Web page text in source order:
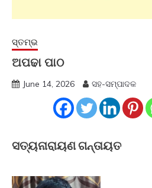
ସ୍ତମ୍ଭ
ଅପଢା ପାଠ
June 14, 2026 ସହ-ସମ୍ପାଦକ
ସତ୍ୟନାରାୟଣ ଗନ୍ତାୟତ